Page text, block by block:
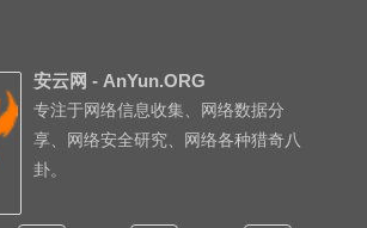
安云网 - AnYun.ORG
专注于网络信息收集、网络数据分
享、网络安全研究、网络各种猎奇八
卦。